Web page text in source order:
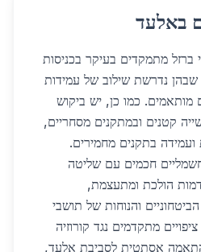
באלעד
מתמקדים בעיקר בכניסות
נדרשת שילוב של עמידות
מותאמים. כמו כן, יש ביקוש
קטנים ובמתקנים מסחריים,
בתקנים מחמירים.
חכמים עם שליטה
הולכת ומתעצמת,
והנוחות של תושבי
מתקדמים נגד קורוזיה
אסתטית לסביבת אלעד,